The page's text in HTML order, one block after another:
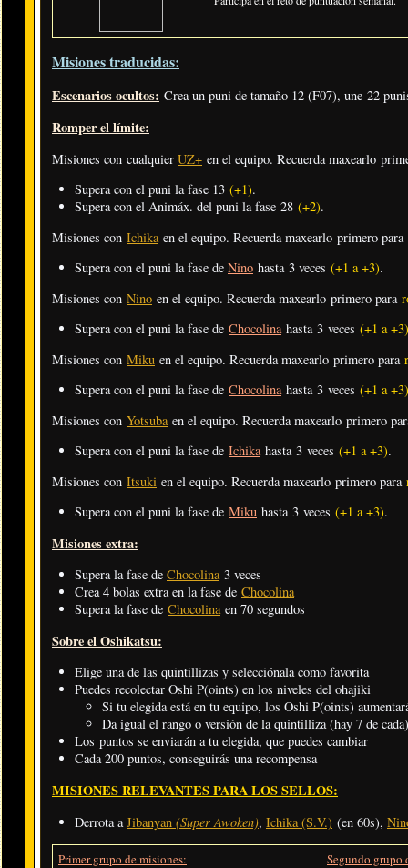
Misiones traducidas:
Escenarios ocultos: Crea un puni de tamaño 12 (F07), une 22
Romper el límite:
Misiones con cualquier UZ+ en el equipo. Recuerda maxearlo
Supera con el puni la fase 13 (+1).
Supera con el Animáx. del puni la fase 28 (+2).
Misiones con Ichika en el equipo. Recuerda maxearlo primero para
Supera con el puni la fase de Nino hasta 3 veces (+1 a +3).
Misiones con Nino en el equipo. Recuerda maxearlo primero para
Supera con el puni la fase de Chocolinahasta 3 veces (+1 a +3)
Misiones con Miku en el equipo. Recuerda maxearlo primero para
Supera con el puni la fase de Chocolinahasta 3 veces (+1 a +3)
Misiones con Yotsuba en el equipo. Recuerda maxearlo primero
Supera con el puni la fase de Ichikahasta 3 veces (+1 a +3).
Misiones con Itsuki en el equipo. Recuerda maxearlo primero para
Supera con el puni la fase de Miku hasta 3 veces (+1 a +3).
Misiones extra:
Supera la fase de Chocolina3 veces
Crea 4 bolas extra en la fase de Chocolina
Supera la fase de Chocolinaen 70 segundos
Sobre el Oshikatsu:
Elige una de las quintillizas y selecciónala como favorita
Puedes recolectar Oshi P(oints) en los niveles del ohajiki
Si tu elegida está en tu equipo, los Oshi P(oints)
Da igual el rango o versión de la quintilliza (hay 7 de cada)
Los puntos se enviarán a tu elegida, que puedes cambiar
Cada 200 puntos, conseguirás una recompensa
MISIONES RELEVANTES PARA LOS SELLOS:
Derrota aJibanyan (Super Awoken), Ichika (S.V.) (en 60s),
Primer grupo de misiones:
Segundo grupo